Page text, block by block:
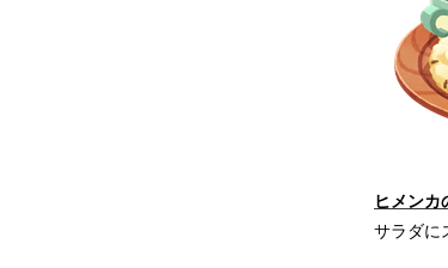
ヒメンカ
サラダに